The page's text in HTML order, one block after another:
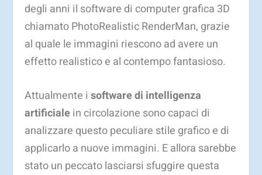
degli anni il software di computer grafica 3D
chiamato PhotoRealistic RenderMan, grazie
al quale le immagini riescono ad avere un
effetto realistico e al contempo fantasioso.
Attualmente isoftware di intelligenza
artificialein circolazione sono capaci di
analizzare questo peculiare stile grafico e di
applicarlo a nuove immagini. E allora sarebbe
stato un peccato lasciarsi sfuggire questa